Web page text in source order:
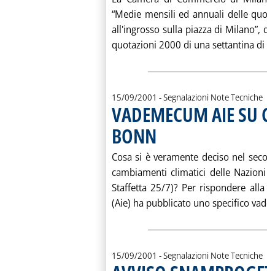
“Medie mensili ed annuali delle
all'ingrosso sulla piazza di
quotazioni 2000 di una settantina di
15/09/2001 - Segnalazioni Note Tecniche
VADEMECUM AIE SU
BONN
Cosa si è veramente deciso nel
cambiamenti climatici delle
Staffetta 25/7)? Per rispondere
(Aie) ha pubblicato uno specifico
15/09/2001 - Segnalazioni Note Tecniche